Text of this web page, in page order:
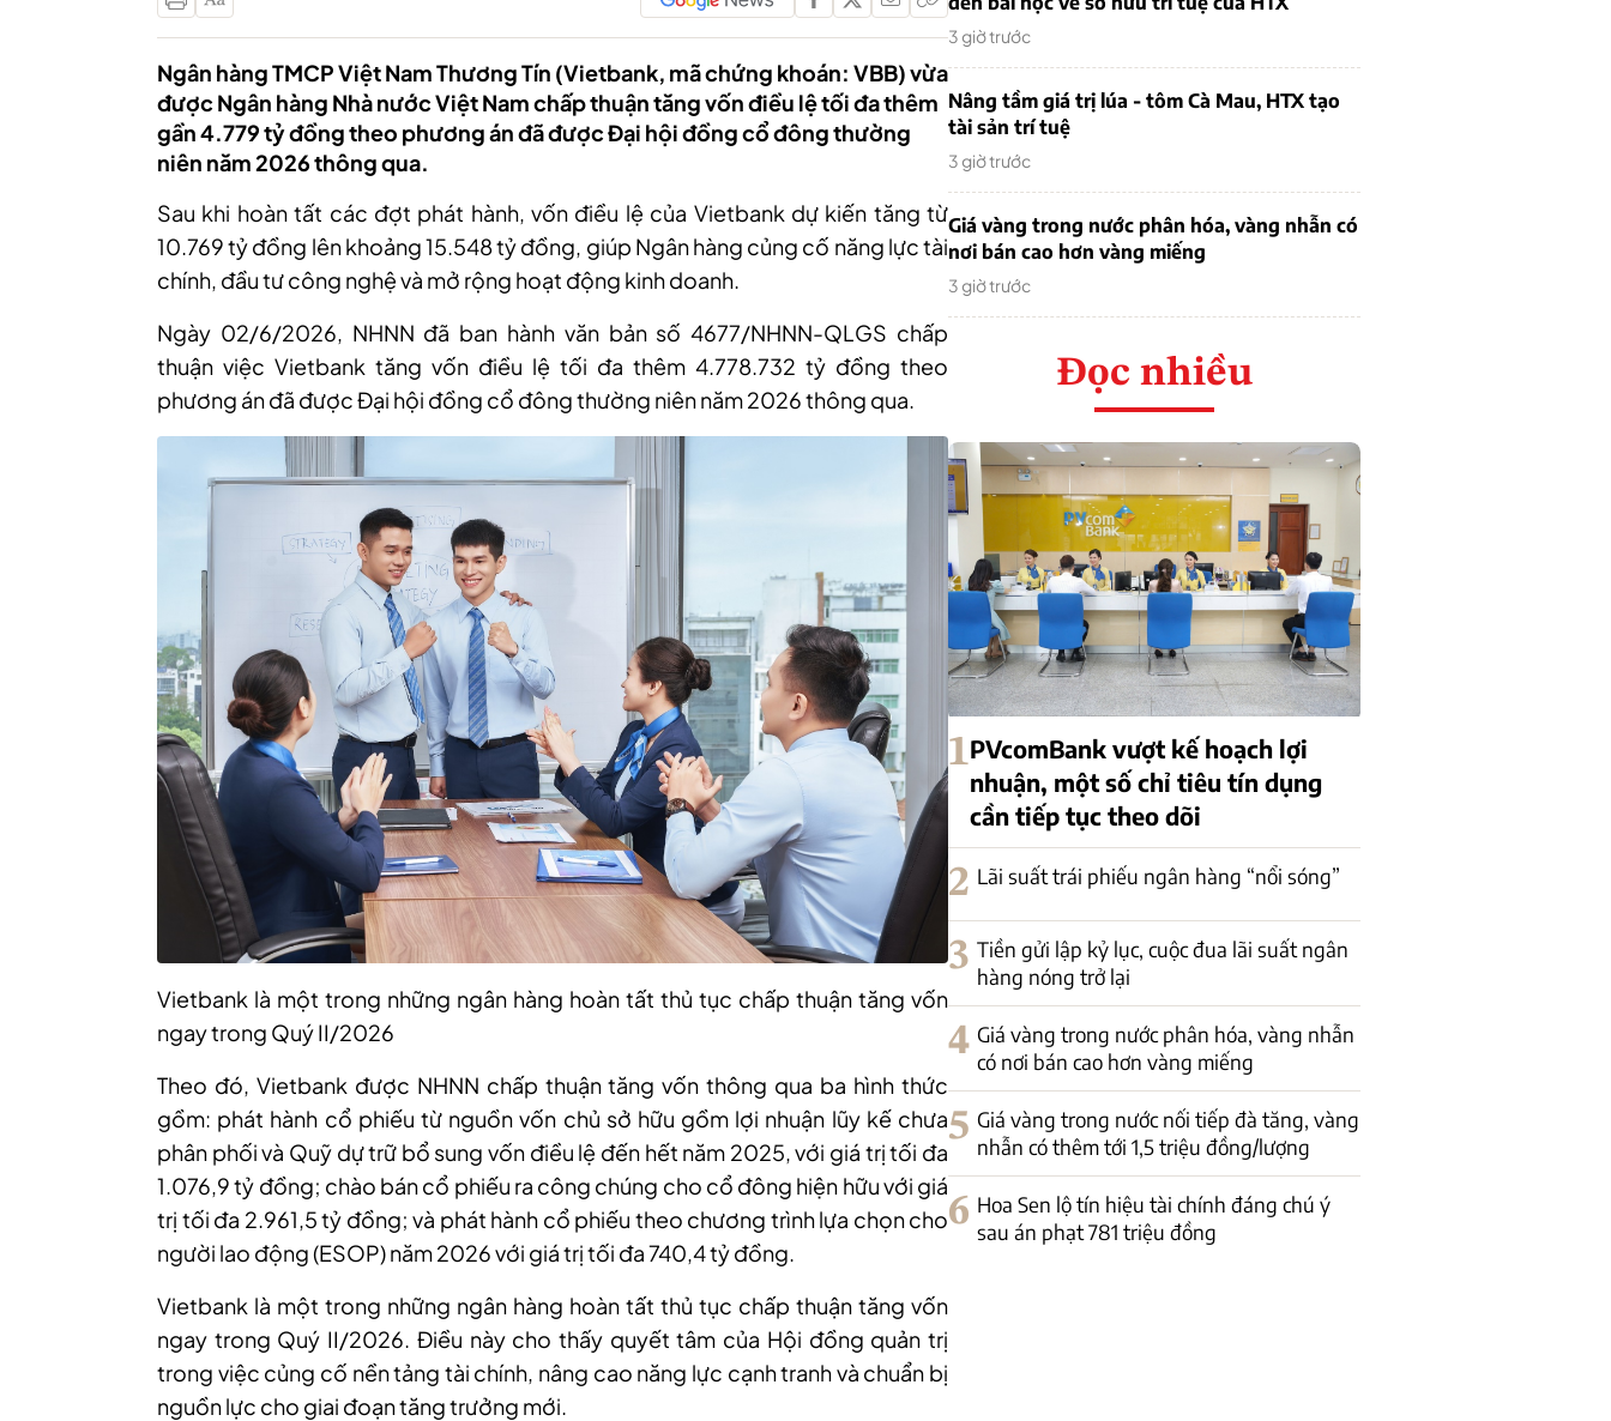
Ngân hàng TMCP Việt Nam Thương Tín (Vietbank, mã chứng khoán: VBB) vừa
được Ngân hàng Nhà nước Việt Nam chấp thuận tăng vốn điều lệ tối đa thêm
gần 4.779 tỷ đồng theo phương án đã được Đại hội đồng cổ đông thường
niên năm 2026 thông qua.
Sau khi hoàn tất các đợt phát hành, vốn điều lệ của Vietbank dự kiến tăng từ
10.769 tỷ đồng lên khoảng 15.548 tỷ đồng, giúp Ngân hàng củng cố năng lực tài
chính, đầu tư công nghệ và mở rộng hoạt động kinh doanh.
Ngày 02/6/2026, NHNN đã ban hành văn bản số 4677/NHNN-QLGS chấp
thuận việc Vietbank tăng vốn điều lệ tối đa thêm 4.778.732 tỷ đồng theo
phương án đã được Đại hội đồng cổ đông thường niên năm 2026 thông qua.
Vietbank là một trong những ngân hàng hoàn tất thủ tục chấp thuận tăng vốn
ngay trong Quý II/2026
Theo đó, Vietbank được NHNN chấp thuận tăng vốn thông qua ba hình thức
gồm: phát hành cổ phiếu từ nguồn vốn chủ sở hữu gồm lợi nhuận lũy kế chưa
phân phối và Quỹ dự trữ bổ sung vốn điều lệ đến hết năm 2025, với giá trị tối đa
1.076,9 tỷ đồng; chào bán cổ phiếu ra công chúng cho cổ đông hiện hữu với giá
trị tối đa 2.961,5 tỷ đồng; và phát hành cổ phiếu theo chương trình lựa chọn cho
người lao động (ESOP) năm 2026 với giá trị tối đa 740,4 tỷ đồng.
Vietbank là một trong những ngân hàng hoàn tất thủ tục chấp thuận tăng vốn
ngay trong Quý II/2026. Điều này cho thấy quyết tâm của Hội đồng quản trị
trong việc củng cố nền tảng tài chính, nâng cao năng lực cạnh tranh và chuẩn bị
nguồn lực cho giai đoạn tăng trưởng mới.
3 giờ trước
Nâng tầm giá trị lúa - tôm Cà Mau, HTX tạo
tài sản trí tuệ
3 giờ trước
Giá vàng trong nước phân hóa, vàng nhẫn có
nơi bán cao hơn vàng miếng
3 giờ trước
Đọc nhiều
1PVcomBank vượt kế hoạch lợi
nhuận, một số chỉ tiêu tín dụng
cần tiếp tục theo dõi
2 Lãi suất trái phiếu ngân hàng “nổi sóng”
3 Tiền gửi lập kỷ lục, cuộc đua lãi suất ngân
hàng nóng trở lại
4 Giá vàng trong nước phân hóa, vàng nhẫn
có nơi bán cao hơn vàng miếng
5 Giá vàng trong nước nối tiếp đà tăng, vàng
nhẫn có thêm tới 1,5 triệu đồng/lượng
6 Hoa Sen lộ tín hiệu tài chính đáng chú ý
sau án phạt 781 triệu đồng